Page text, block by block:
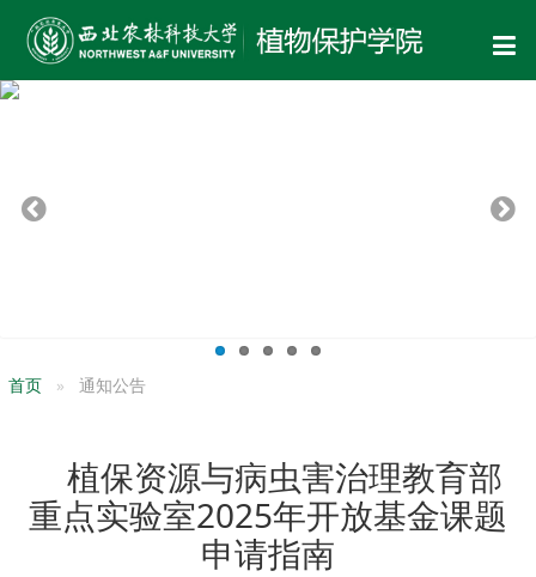
首页 通知公告
植保资源与病虫害治理教育部
重点实验室2025年开放基金课题
申请指南